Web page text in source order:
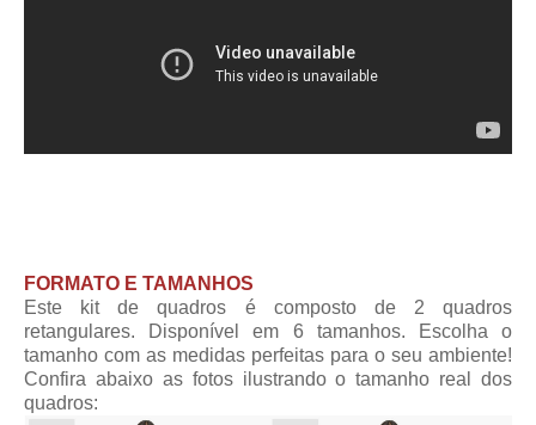
FORMATO E TAMANHOS
Este kit de quadros é composto de 2 quadros
retangulares. Disponível em 6 tamanhos. Escolha o
tamanho com as medidas perfeitas para o seu ambiente!
Confira abaixo as fotos ilustrando o tamanho real dos
quadros: